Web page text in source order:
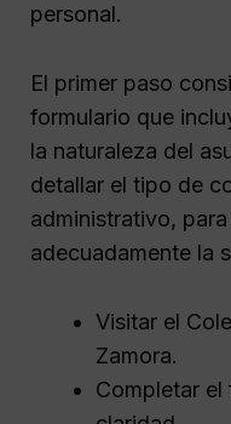
personal.
El primer paso
formulario que
la naturaleza del
detallar el tipo de
administrativo,
adecuadamente la
Visitar el
Zamora.
Completar